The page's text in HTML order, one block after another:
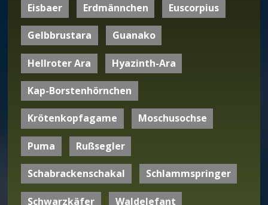
Eisbaer Erdmännchen Euscorpius
Gelbbrustara Guanako
Hellroter Ara Hyazinth-Ara
Kap-Borstenhörnchen
Krötenkopfagame Moschusochse
Puma Rußsegler
Schabrackenschakal Schlammspringer
Schwarzkäfer Waldelefant